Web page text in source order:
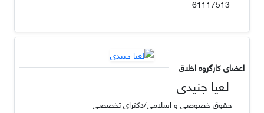
اعضای کارگروه اخلاق
لعیا جنیدی
حقوق خصوصی و اسلامی/دکترای تخصصی